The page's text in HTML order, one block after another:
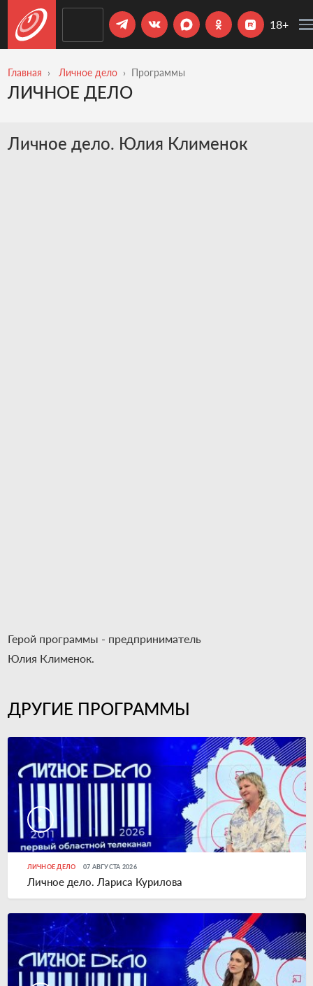
18+
Главная Личное дело Программы
ЛИЧНОЕ ДЕЛО
Личное дело. Юлия Клименок
Герой программы - предприниматель
Юлия Клименок.
ДРУГИЕ ПРОГРАММЫ
ЛИЧНОЕ ДЕЛО 07 АВГУСТА 2026
Личное дело. Лариса Курилова